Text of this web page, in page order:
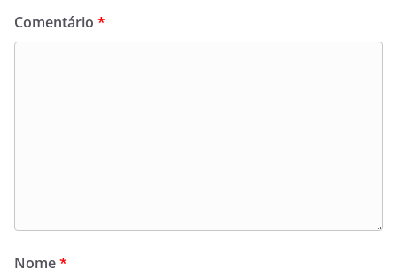
Comentário *
Nome*